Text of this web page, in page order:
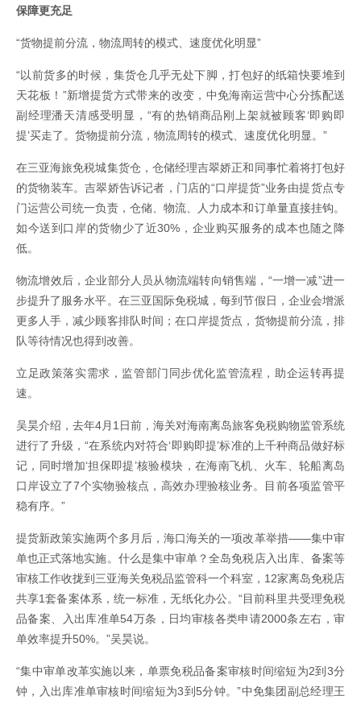
保障更充足
“货物提前分流，物流周转的模式、速度优化明显”
“以前货多的时候，集货仓几乎无处下脚，打包好的纸箱快要堆到
天花板！”新增提货方式带来的改变，中免海南运营中心分拣配送
副经理潘天清感受明显，“有的热销商品刚上架就被顾客‘即购即
提’买走了。货物提前分流，物流周转的模式、速度优化明显。”
在三亚海旅免税城集货仓，仓储经理吉翠娇正和同事忙着将打包好
的货物装车。吉翠娇告诉记者，门店的“口岸提货”业务由提货点专
门运营公司统一负责，仓储、物流、人力成本和订单量直接挂钩。
如今送到口岸的货物少了近30%，企业购买服务的成本也随之降
低。
物流增效后，企业部分人员从物流端转向销售端，“一增一减”进一
步提升了服务水平。在三亚国际免税城，每到节假日，企业会增派
更多人手，减少顾客排队时间；在口岸提货点，货物提前分流，排
队等待情况也得到改善。
立足政策落实需求，监管部门同步优化监管流程，助企运转再提
速。
吴昊介绍，去年4月1日前，海关对海南离岛旅客免税购物监管系统
进行了升级，“在系统内对符合‘即购即提’标准的上千种商品做好标
记，同时增加‘担保即提’核验模块，在海南飞机、火车、轮船离岛
口岸设立了7个实物验核点，高效办理验核业务。目前各项监管平
稳有序。”
提货新政策实施两个多月后，海口海关的一项改革举措——集中审
单也正式落地实施。什么是集中审单？全岛免税店入出库、备案等
审核工作收拢到三亚海关免税品监管科一个科室，12家离岛免税店
共享1套备案体系，统一标准，无纸化办公。“目前科里共受理免税
品备案、入出库准单54万条，日均审核各类申请2000条左右，审
单效率提升50%。”吴昊说。
“集中审单改革实施以来，单票免税品备案审核时间缩短为2到3分
钟，入出库准单审核时间缩短为3到5分钟。”中免集团副总经理王